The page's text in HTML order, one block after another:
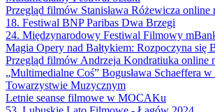
Przegląd filmów Stanisława Różewicza online
18. Festiwal BNP Paribas Dwa Brzegi
24. Międzynarodowy Festiwal Filmowy
Magia Opery nad Bałtykiem: Rozpoczyna się
Przegląd filmów Andrzeja Kondratiuka online
„Multimedialne Coś” Bogusława Schaeffera
Towarzystwie Muzycznym
Letnie seanse filmowe w MOCAKu